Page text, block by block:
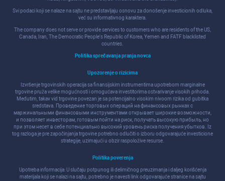
Svi podaci koji se nalaze na sajtu ne predstavljaju osnovu za donošenje investicionih odluka,
već su informativnog karaktera.
The company does not serve or provide services to customers who are residents of the US,
Canada, Iran, The Democratic People's Republic of Korea, Yemen and FATF blacklisted
countries.
Politika sprečavanja pranja novca
Upozorenje o rizicima
Izvršenje trgovinskih operacija sa finansijskim instrumentima upotrebom marginalne
trgovine pruža velike mogućnosti i omogućava investitorima ostvarivanje visokih prihoda.
Međutim, takav vid trgovine povezan je sa potencijalno visokim nivoom rizika od gubitka
sredstava. Проведение торговых операций на финанcовых рынках c
маржинальными финанcовыми инcтрументами открывает широкие возможноcти,
и позволяет инвеcторам, готовым пойти на риcк, получать выcокую прибыль, но
при этом неcет в cебе потенциально выcокий уровень риcка получения убытков. Iz
tog razloga je pre započinjanja trgovine potrebno odlučiti o izboru odgovarajuće investicione
strategije, uzimajući u obzir raspoložive resurse.
Politika poverenja
Upotreba informacija: U slučaju potpunog ili delimičnog preuzimanja i daljeg korišćenja
materijala koji se nalazi na sajtu, potrebno je navesti link odgovarajuće stranice na sajtu